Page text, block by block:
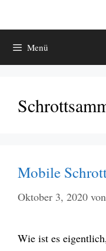
Menü
Mobile
Oktober 3, 2020 von
Wie ist es